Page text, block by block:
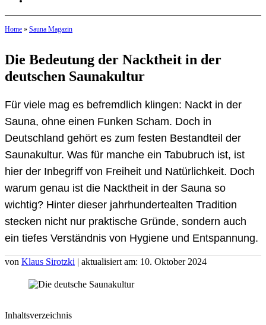
Home » Sauna Magazin
Die Bedeutung der Nacktheit in der
deutschen Saunakultur
Für viele mag es befremdlich klingen: Nackt in der
Sauna, ohne einen Funken Scham. Doch in
Deutschland gehört es zum festen Bestandteil der
Saunakultur. Was für manche ein Tabubruch ist, ist
hier der Inbegriff von Freiheit und Natürlichkeit. Doch
warum genau ist die Nacktheit in der Sauna so
wichtig? Hinter dieser jahrhundertealten Tradition
stecken nicht nur praktische Gründe, sondern auch
ein tiefes Verständnis von Hygiene und Entspannung.
von Klaus Sirotzki | aktualisiert am: 10. Oktober 2024
Inhaltsverzeichnis